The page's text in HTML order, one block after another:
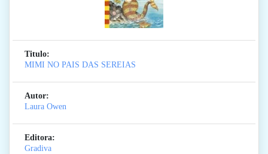
Titulo:
MIMI NO PAIS DAS SEREIAS
Autor:
Laura Owen
Editora:
Gradiva